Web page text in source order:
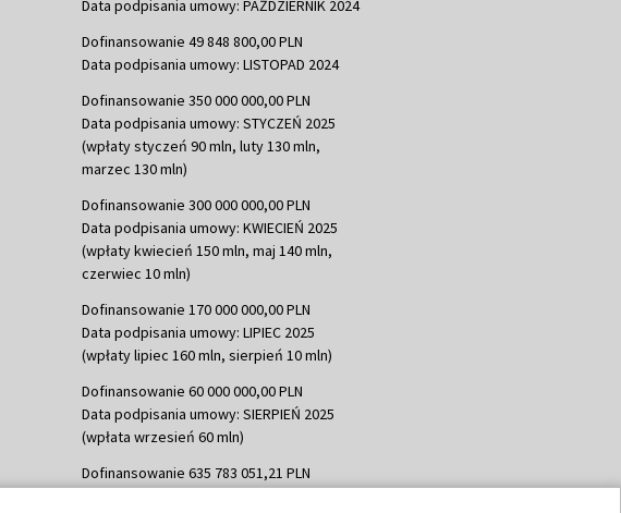
Data podpisania umowy: PAŹDZIERNIK 2024
Dofinansowanie 49 848 800,00 PLN
Data podpisania umowy: LISTOPAD 2024
Dofinansowanie 350 000 000,00 PLN
Data podpisania umowy: STYCZEŃ 2025
(wpłaty styczeń 90 mln, luty 130 mln,
marzec 130 mln)
Dofinansowanie 300 000 000,00 PLN
Data podpisania umowy: KWIECIEŃ 2025
(wpłaty kwiecień 150 mln, maj 140 mln,
czerwiec 10 mln)
Dofinansowanie 170 000 000,00 PLN
Data podpisania umowy: LIPIEC 2025
(wpłaty lipiec 160 mln, sierpień 10 mln)
Dofinansowanie 60 000 000,00 PLN
Data podpisania umowy: SIERPIEŃ 2025
(wpłata wrzesień 60 mln)
Dofinansowanie 635 783 051,21 PLN